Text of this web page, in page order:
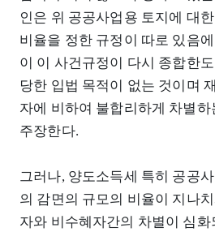
인은 위 공공사업용 토지에 대
비율을 정한 규정이 따로 있음
이 이 사건규정이 다시 종합한
당한 입법 목적이 없는 것이며
자에 비하여 불합리하게 차별
주장한다.
그러나, 양도소득세 특히 공공
의 감면의 규모의 비율이 지나
자와 비수혜자간의 차별이 심